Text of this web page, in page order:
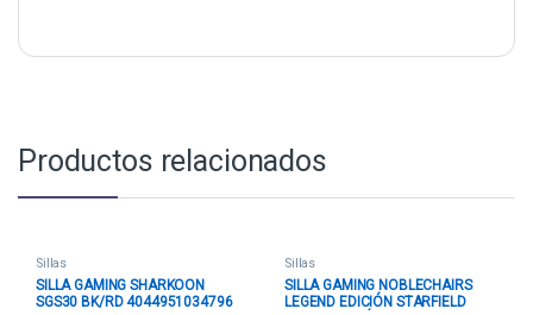
Productos relacionados
Sillas
SILLA GAMING SHARKOON
SGS30 BK/RD 4044951034796
Sillas
SILLA GAMING NOBLECHAIRS
LEGEND EDICIÓN STARFIELD